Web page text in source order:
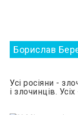
Борислав
Усі росіяни -
і злочинців.